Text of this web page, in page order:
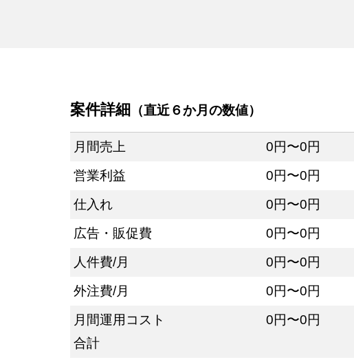
案件詳細 （直近６か月の数値）
月間売上 0円〜0円
営業利益
0円〜0円
仕入れ
0円〜0円
広告・販促費
0円〜0円
人件費/月
0円〜0円
外注費/月
0円〜0円
月間運用コスト
合計
0円〜0円